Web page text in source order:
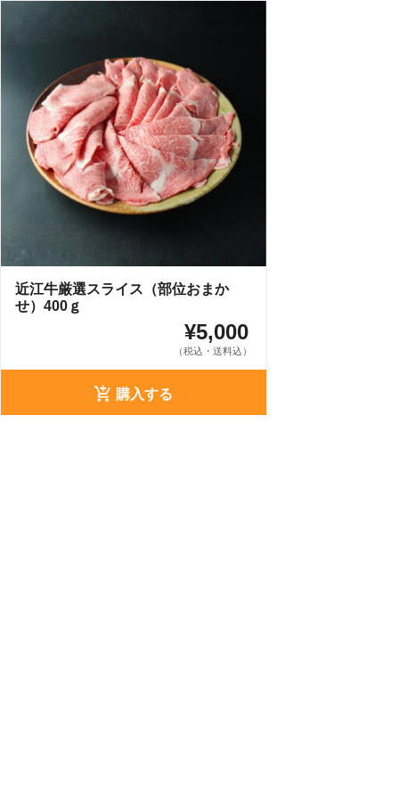
近江牛厳選スライス（部位おまか
せ）400ｇ
¥5,000
（税込・送料込）
購入する